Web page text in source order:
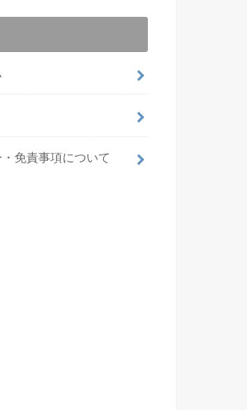
免責事項について